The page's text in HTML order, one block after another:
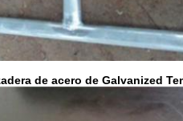
de acero de Galvanized